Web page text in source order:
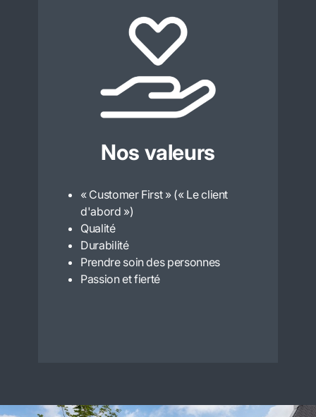
Nos valeurs
« Customer First » (« Le client
d'abord »)
Qualité
Durabilité
Prendre soin des personnes
Passion et fierté